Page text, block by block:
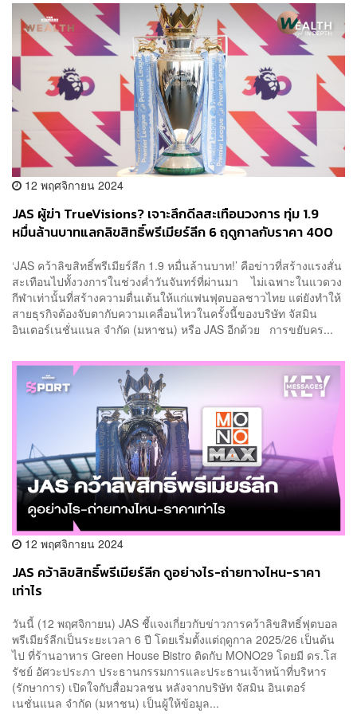
12 พฤศจิกายน 2024
JAS ผู้ฆ่า TrueVisions? เจาะลึกดีลสะเทือนวงการ ทุ่ม 1.9
หมื่นล้านบาทแลกลิขสิทธิ์พรีเมียร์ลีก 6 ฤดูกาลกับราคา 400
‘JAS คว้าลิขสิทธิ์พรีเมียร์ลีก 1.9 หมื่นล้านบาท!’ คือข่าวที่สร้างแรงสั่น
สะเทือนไปทั้งวงการในช่วงค่ำวันจันทร์ที่ผ่านมา ไม่เฉพาะในแวดวง
กีฬาเท่านั้นที่สร้างความตื่นเต้นให้แก่แฟนฟุตบอลชาวไทย แต่ยังทำให้
สายธุรกิจต้องจับตากับความเคลื่อนไหวในครั้งนี้ของบริษัท จัสมิน
อินเตอร์เนชั่นแนล จำกัด (มหาชน) หรือ JAS อีกด้วย การขยับคร...
12 พฤศจิกายน 2024
JAS คว้าลิขสิทธิ์พรีเมียร์ลีก ดูอย่างไร-ถ่ายทางไหน-ราคา
เท่าไร
วันนี้ (12 พฤศจิกายน) JAS ชี้แจงเกี่ยวกับข่าวการคว้าลิขสิทธิ์ฟุตบอล
พรีเมียร์ลีกเป็นระยะเวลา 6 ปี โดยเริ่มตั้งแต่ฤดูกาล 2025/26 เป็นต้น
ไป ที่ร้านอาหาร Green House Bistro ติดกับ MONO29 โดยมี ดร.โส
รัชย์ อัศวะประภา ประธานกรรมการและประธานเจ้าหน้าที่บริหาร
(รักษาการ) เปิดใจกับสื่อมวลชน หลังจากบริษัท จัสมิน อินเตอร์
เนชั่นแนล จำกัด (มหาชน) เป็นผู้ให้ข้อมูล...